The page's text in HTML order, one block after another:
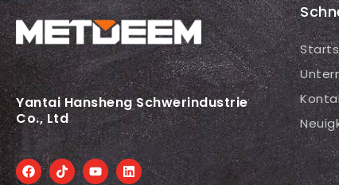
Yantai Hansheng Schwerindustrie
Co., Ltd